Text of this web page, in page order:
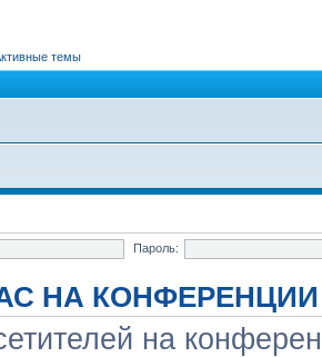
темы
Пароль:
НА КОНФЕРЕНЦИИ
на